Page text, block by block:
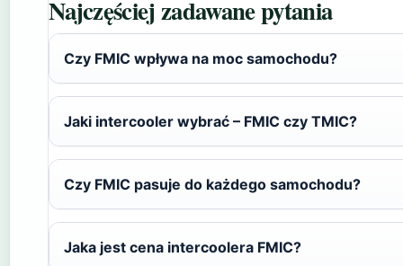
Najczęściej zadawane pytania
Czy FMIC wpływa na moc samochodu?
Jaki intercooler wybrać – FMIC czy TMIC?
Czy FMIC pasuje do każdego samochodu?
Jaka jest cena intercoolera FMIC?